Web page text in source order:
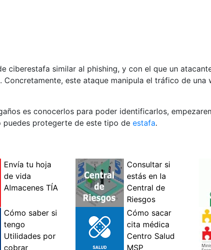
ciberestafa similar al phishing, y con el que un
este ataque manipula el tráfico de una
es conocerlos para poder identificarlos,
puedes protegerte de este tipo de estafa.